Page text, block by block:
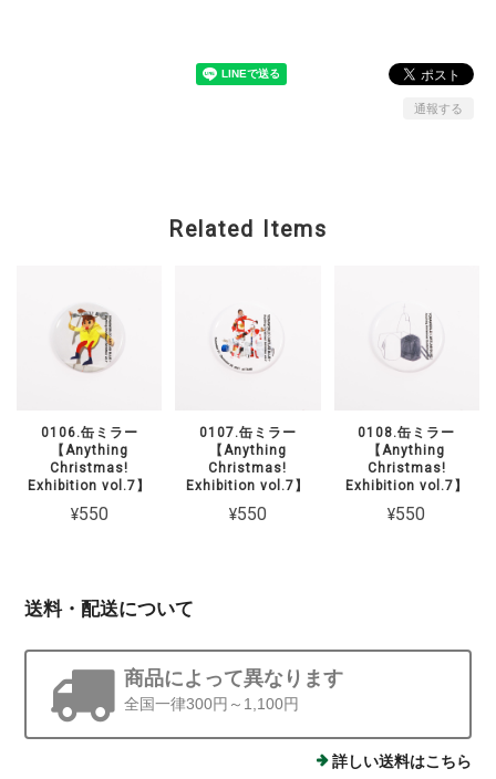
通報する
Related Items
0106.缶ミラー
【Anything
Christmas!
Exhibition vol.7】
¥550
0107.缶ミラー
【Anything
Christmas!
Exhibition vol.7】
¥550
0108.缶ミラー
【Anything
Christmas!
Exhibition vol.7】
¥550
送料・配送について
商品によって異なります
全国一律300円～1,100円
詳しい送料はこちら